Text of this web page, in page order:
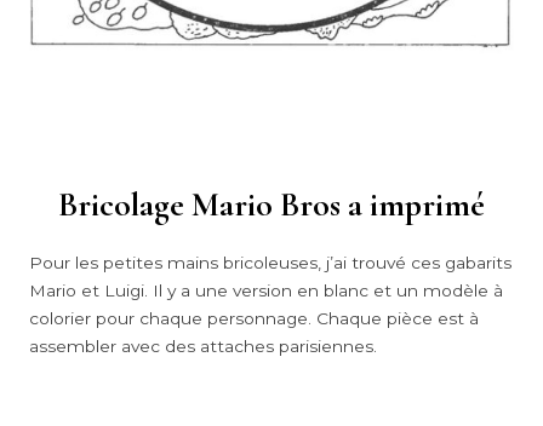
Bricolage Mario Bros a imprimé
Pour les petites mains bricoleuses, j’ai trouvé ces gabarits
Mario et Luigi. Il y a une version en blanc et un modèle à
colorier pour chaque personnage. Chaque pièce est à
assembler avec des attaches parisiennes.